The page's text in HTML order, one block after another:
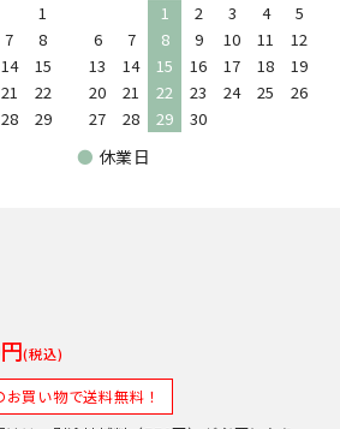
1
7
8
14
15
21
22
28
29
1
2 3 4
5
6
7 8 9 10 11
12
13
14 15 16 17 18
19
20
21 22 23 24 25
26
27
28 29 30
● 休業日
(税込)
買い物で送料無料！